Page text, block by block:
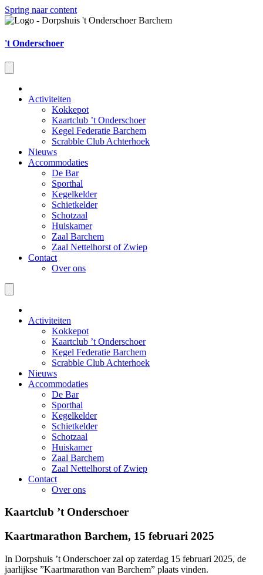
Spring naar content
't Onderschoer
Activiteiten
Kokkepot
Kaartclub ’t Onderschoer
Kegel Federatie Barchem
Scrabble Club Achterhoek
Nieuws
Accommodaties
De Bar
Sporthal
Kegelkelder
Schietkelder
Schotzaal
Huiskamer
Zaal Barchem
Zaal Nettelhorst of Zwiep
Contact
Over ons
Activiteiten
Kokkepot
Kaartclub ’t Onderschoer
Kegel Federatie Barchem
Scrabble Club Achterhoek
Nieuws
Accommodaties
De Bar
Sporthal
Kegelkelder
Schietkelder
Schotzaal
Huiskamer
Zaal Barchem
Zaal Nettelhorst of Zwiep
Contact
Over ons
Kaartclub ’t Onderschoer
Kaartmarathon Barchem, 15 februari 2025
In Dorpshuis ’t Onderschoer zal op zaterdag 15 februari 2025, de
jaarlijkse ”Kaartmarathon van Barchem” plaats vinden.